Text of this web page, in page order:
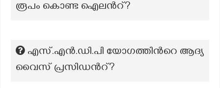
രൂപം കൊണ്ട ഐലന്‍റ്?
എസ്.എന്‍.ഡി.പി യോഗത്തിന്‍റെ ആദ്യ
വൈസ് പ്രസി‍ഡന്‍റ്?